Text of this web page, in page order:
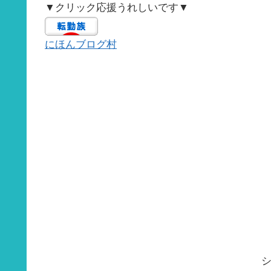
▼クリック応援うれしいです▼
にほんブログ村